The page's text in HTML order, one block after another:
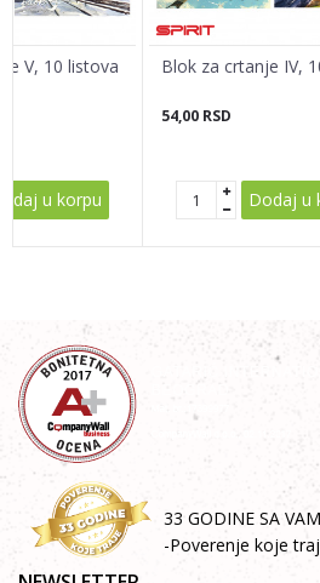
POŠALJI
V, 10 listova
u korpu
Blok za crtanje IV,
54,00 RSD
Dodaj u
33 GODINE SA
-Poverenje koje